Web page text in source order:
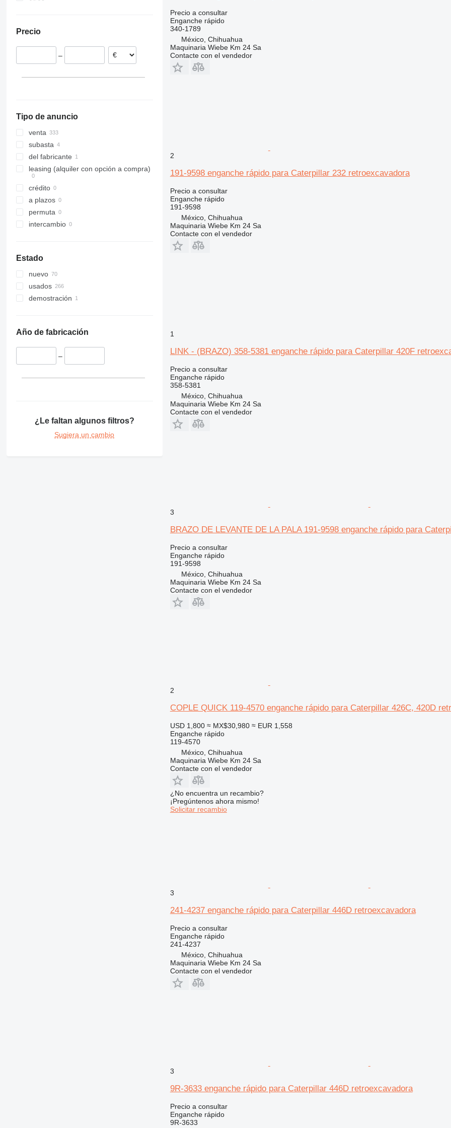
320
320D
320DL
320E
321
325DL
329
329D
329EL
329ELN
330
330C
330D
330DL
330F
336
336D
340
340F
345
365
365B
374
416
416C
420
426B
426C
428
428B
428C
430
432
432F
438B
444
444F
907
938M950GC
950H
950K
962K
966
966F
Polonia
Chequia
Precio
–
Tipo de anuncio
venta
subasta
del fabricante
leasing (alquiler con opción a compra)
crédito
a plazos
permuta
intercambio
Estado
nuevo
usados
demostración
Año de fabricación
–
¿Le faltan algunos filtros?
Sugiera un cambio
Precio a consultar
Enganche rápido
340-1789
México, Chihuahua
Maquinaria Wiebe Km 24 Sa
Contacte con el vendedor
2
191-9598 enganche rápido para Caterpillar 232 retroexcavadora
Precio a consultar
Enganche rápido
191-9598
México, Chihuahua
Maquinaria Wiebe Km 24 Sa
Contacte con el vendedor
1
LINK - (BRAZO) 358-5381 enganche rápido para Caterpillar 420F
Precio a consultar
Enganche rápido
358-5381
México, Chihuahua
Maquinaria Wiebe Km 24 Sa
Contacte con el vendedor
3
BRAZO DE LEVANTE DE LA PALA 191-9598 enganche rápido para
Precio a consultar
Enganche rápido
191-9598
México, Chihuahua
Maquinaria Wiebe Km 24 Sa
Contacte con el vendedor
2
COPLE QUICK 119-4570 enganche rápido para Caterpillar 426C, 420D
USD 1,800 ≈ MX$30,980 ≈ EUR 1,558
Enganche rápido
119-4570
México, Chihuahua
Maquinaria Wiebe Km 24 Sa
Contacte con el vendedor
¿No encuentra un recambio?
¡Pregúntenos ahora mismo!
Solicitar recambio
3
241-4237 enganche rápido para Caterpillar 446D retroexcavadora
Precio a consultar
Enganche rápido
241-4237
México, Chihuahua
Maquinaria Wiebe Km 24 Sa
Contacte con el vendedor
3
9R-3633 enganche rápido para Caterpillar 446D retroexcavadora
Precio a consultar
Enganche rápido
9R-3633